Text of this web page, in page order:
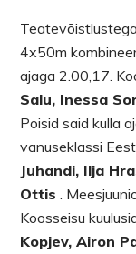
4x50m
ajaga 2.00,17.
Salu, Inessa
Poisid said kulla
vanuseklassi
Juhandi, Ilja
Ottis .
Koosseisu
Kopjev, Airon